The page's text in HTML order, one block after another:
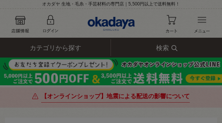
オカダヤ 生地・毛糸・手芸材料の専門店｜5,500円以上で送料無料！
カテゴリから探す 検索
【オンラインショップ】地震による配送の影響について